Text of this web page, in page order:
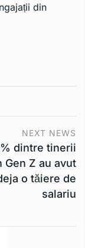
din
NEXT NEWS
dintre tinerii
Gen Z au avut
o tăiere de
salariu